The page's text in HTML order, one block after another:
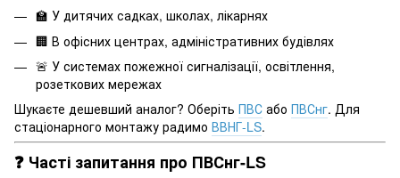
🏫 У дитячих садках, школах, лікарнях
🏢 В офісних центрах, адміністративних будівлях
🚨 У системах пожежної сигналізації, освітлення,
розеткових мережах
Шукаєте дешевший аналог? Оберіть ПВС або ПВСнг. Для
стаціонарного монтажу радимо ВВНГ-LS.
❓ Часті запитання про ПВСнг-LS